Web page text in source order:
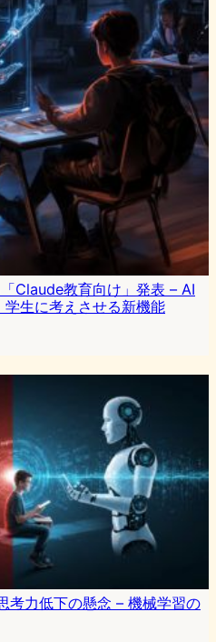
Claude教育向け」発表 – AI
生に考えさせる新機能
考力低下の懸念 – 機械学習の